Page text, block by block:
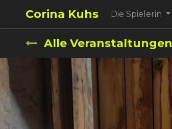
Corina Kuhs Die Spielerin
Alle Veranstaltungen